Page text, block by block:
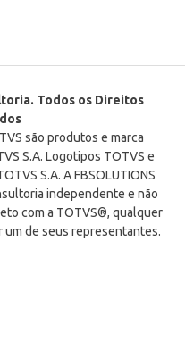
Todos os Direitos
são produtos e marca
S.A. Logotipos TOTVS e
S.A. A FBSOLUTIONS
independente e não
com a TOTVS®, qualquer
um de seus representantes.